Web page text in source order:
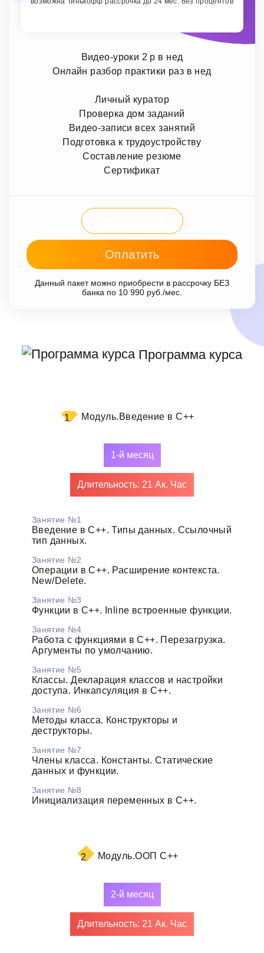
Видео-уроки 2 р в нед
Онлайн разбор практики раз в нед
Личный куратор
Проверка дом заданий
Видео-записи всех занятий
Подготовка к трудоустройству
Составление резюме
Сертификат
Оплатить
Данный пакет можно приобрести в рассрочку БЕЗ
банка по 10 990 руб./мес.
Программа курса
1 Модуль. Введение в C++
1-й месяц
Длительность: 21 Ак. Час
Занятие №1
Введение в С++. Типы данных. Ссылочный
тип данных.
Занятие №2
Операции в С++. Расширение контекста.
New/Delete.
Занятие №3
Функции в С++. Inline встроенные функции.
Занятие №4
Работа с функциями в С++. Перезагрузка.
Аргументы по умолчанию.
Занятие №5
Классы. Декларация классов и настройки
доступа. Инкапсуляция в С++.
Занятие №6
Методы класса. Конструкторы и
деструкторы.
Занятие №7
Члены класса. Константы. Статические
данных и функции.
Занятие №8
Инициализация переменных в С++.
2 Модуль.ООП C++
2-й месяц
Длительность: 21 Ак. Час